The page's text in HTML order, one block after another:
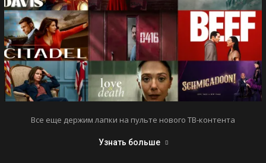
Все еще держим лапки на пульте нового ТВ-контента
Узнать больше